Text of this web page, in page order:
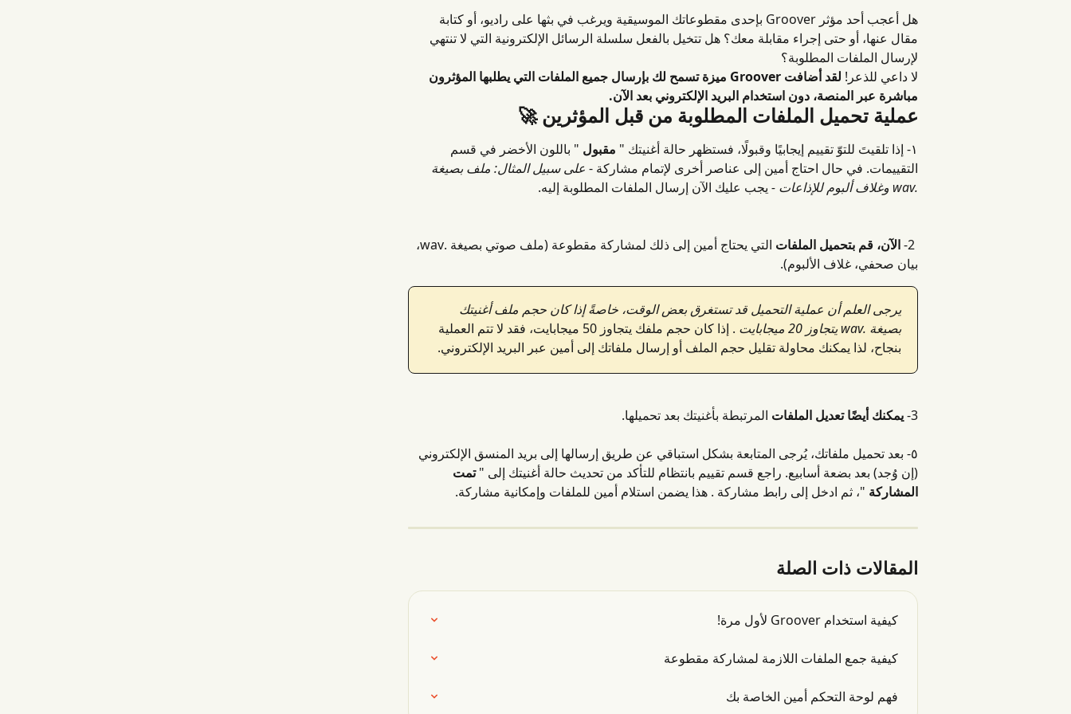
هل أعجب أحد مؤثر Groover بإحدى مقطوعاتك الموسيقية ويرغب في بثها على راديو، أو كتابة
مقال عنها، أو حتى إجراء مقابلة معك؟ هل تتخيل بالفعل سلسلة الرسائل الإلكترونية التي لا تنتهي
لإرسال الملفات المطلوبة؟
لا داعي للذعر!
لقد أضافت Groover ميزة تسمح لك بإرسال جميع الملفات التي يطلبها المؤثرون
مباشرة عبر المنصة، دون استخدام البريد الإلكتروني بعد الآن.
عملية تحميل الملفات المطلوبة من قبل المؤثرين 🚀
١- إذا تلقيتَ للتوّ تقييم إيجابيًا وقبولًا، فستظهر حالة أغنيتك " مقبول " باللون الأخضر في قسم
التقييمات. في حال احتاج أمين إلى عناصر أخرى لإتمام مشاركة - على سبيل المثال: ملف بصيغة
.wav وغلاف ألبوم للإذاعات -
يجب عليك الآن إرسال الملفات المطلوبة إليه.
الآن، قم بتحميل الملفات التي
يحتاج أمين إلى ذلك لمشاركة مقطوعة (ملف صوتي بصيغة .wav،
بيان صحفي، غلاف الألبوم).
يرجى العلم أن عملية التحميل قد تستغرق بعض الوقت، خاصةً إذا كان حجم ملف أغنيتك
بصيغة .wav يتجاوز 20 ميجابايت
. إذا كان حجم ملفك يتجاوز 50 ميجابايت، فقد لا تتم العملية
بنجاح، لذا يمكنك محاولة تقليل حجم الملف أو إرسال ملفاتك إلى أمين عبر البريد الإلكتروني.
3- يمكنك أيضًا تعديل الملفات المرتبطة بأغنيتك بعد تحميلها.
٥- بعد تحميل ملفاتك، يُرجى المتابعة بشكل استباقي عن طريق إرسالها إلى بريد المنسق الإلكتروني
(إن وُجد) بعد بضعة أسابيع. راجع قسم تقييم بانتظام للتأكد من تحديث حالة أغنيتك إلى " تمت
المشاركة "، ثم ادخل إلى رابط مشاركة . هذا يضمن استلام أمين للملفات وإمكانية مشاركة.
المقالات ذات الصلة
كيفية استخدام Groover لأول مرة!
كيفية جمع الملفات اللازمة لمشاركة مقطوعة
فهم لوحة التحكم أمين الخاصة بك